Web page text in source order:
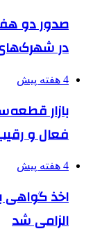
صدور دو
در
4 هفته پیش
فعال و
4 هفته پیش
اخذ گواهی
الزامی شد